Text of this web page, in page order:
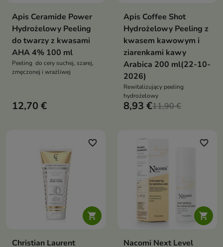
Apis Ceramide Power
Hydrożelowy Peeling
do twarzy z kwasami
AHA 4% 100 ml
Peeling do cery suchej, szarej,
zmęczonej i wrażliwej
12,70 €
Apis Coffee Shot
Hydrożelowy Peeling z
kwasem kawowym i
ziarenkami kawy
Arabica 200 ml(22-10-
2026)
Rewitalizujący peeling
hydrożelowy
8,93 €11,90 €

favorite_border
Christian Laurent

favorite_border
Nacomi Next Level